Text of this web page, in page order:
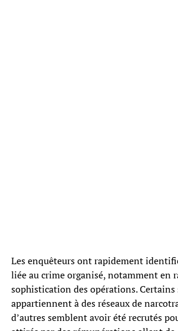
Les enquêteurs ont rapidement
liée au crime organisé, notamment en
sophistication des opérations. Certains
appartiennent à des réseaux de
d’autres semblent avoir été recrutés